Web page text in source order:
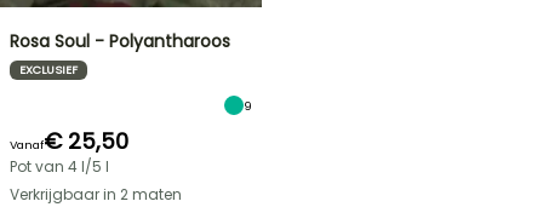
Rosa Soul - Polyantharoos
EXCLUSIEF
9
Vanaf€ 25,50
Pot van 4 l/5 l
Verkrijgbaar in 2 maten